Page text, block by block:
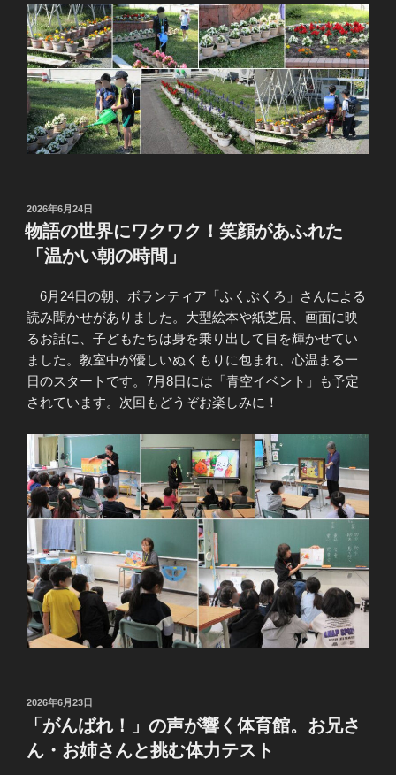
投
稿
日:
2026年6月24日
物語の世界にワクワク！笑顔があふれた
「温かい朝の時間」
6月24日の朝、ボランティア「ふくぶくろ」さんによる
読み聞かせがありました。大型絵本や紙芝居、画面に映
るお話に、子どもたちは身を乗り出して目を輝かせてい
ました。教室中が優しいぬくもりに包まれ、心温まる一
日のスタートです。7月8日には「青空イベント」も予定
されています。次回もどうぞお楽しみに！
投
2026年6月23日
「がんばれ！」の声が響く体育館。お兄さ
ん・お姉さんと挑む体力テスト